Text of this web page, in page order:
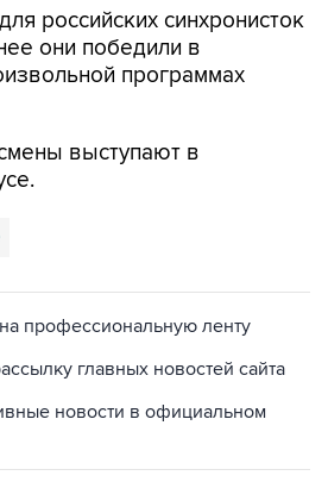
российских синхронисток
они победили в
программах
выступают в
профессиональную ленту
главных новостей сайта
новости в официальном